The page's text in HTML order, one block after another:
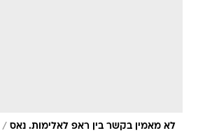
לא מאמין בקשר בין ראפ לאלימות. נאס /